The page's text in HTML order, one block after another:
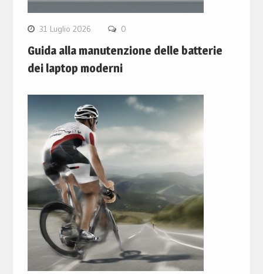
31 Luglio 2026 0
Guida alla manutenzione delle batterie
dei laptop moderni